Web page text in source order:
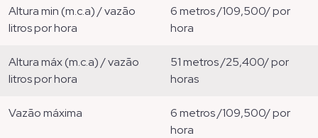
altura min (m.c.a) / vazão
litros por hora
6 metros /109,500/ por
hora
altura máx (m.c.a) / vazão
litros por hora
51 metros /25,400/ por
horas
vazão máxima
6 metros /109,500/ por
hora